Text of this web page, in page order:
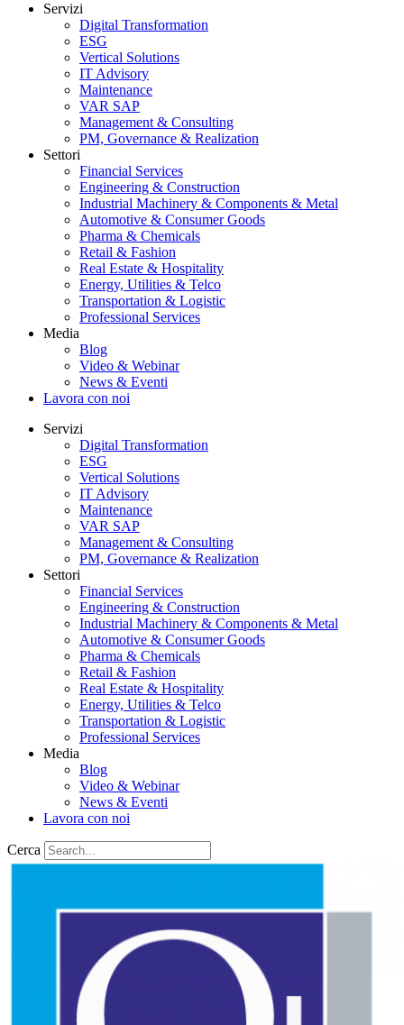
Servizi
Digital Transformation
ESG
Vertical Solutions
IT Advisory
Maintenance
VAR SAP
Management & Consulting
PM, Governance & Realization
Settori
Financial Services
Engineering & Construction
Industrial Machinery & Components & Metal
Automotive & Consumer Goods
Pharma & Chemicals
Retail & Fashion
Real Estate & Hospitality
Energy, Utilities & Telco
Transportation & Logistic
Professional Services
Media
Blog
Video & Webinar
News & Eventi
Lavora con noi
Servizi
Digital Transformation
ESG
Vertical Solutions
IT Advisory
Maintenance
VAR SAP
Management & Consulting
PM, Governance & Realization
Settori
Financial Services
Engineering & Construction
Industrial Machinery & Components & Metal
Automotive & Consumer Goods
Pharma & Chemicals
Retail & Fashion
Real Estate & Hospitality
Energy, Utilities & Telco
Transportation & Logistic
Professional Services
Media
Blog
Video & Webinar
News & Eventi
Lavora con noi
Cerca